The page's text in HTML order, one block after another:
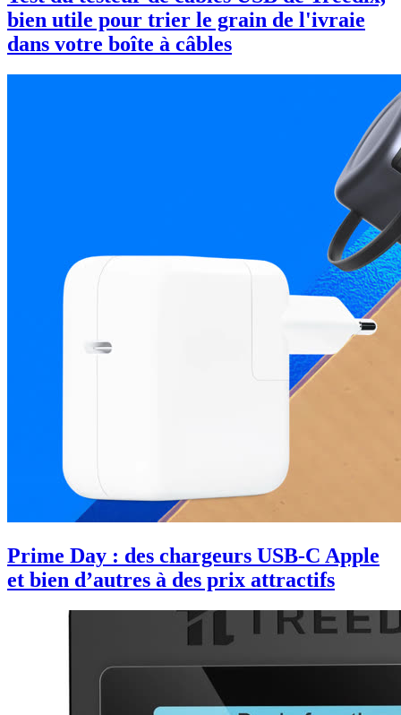
bien utile pour trier le grain de l'ivraie
dans votre boîte à câbles
Prime Day : des chargeurs USB-C Apple
et bien d’autres à des prix attractifs